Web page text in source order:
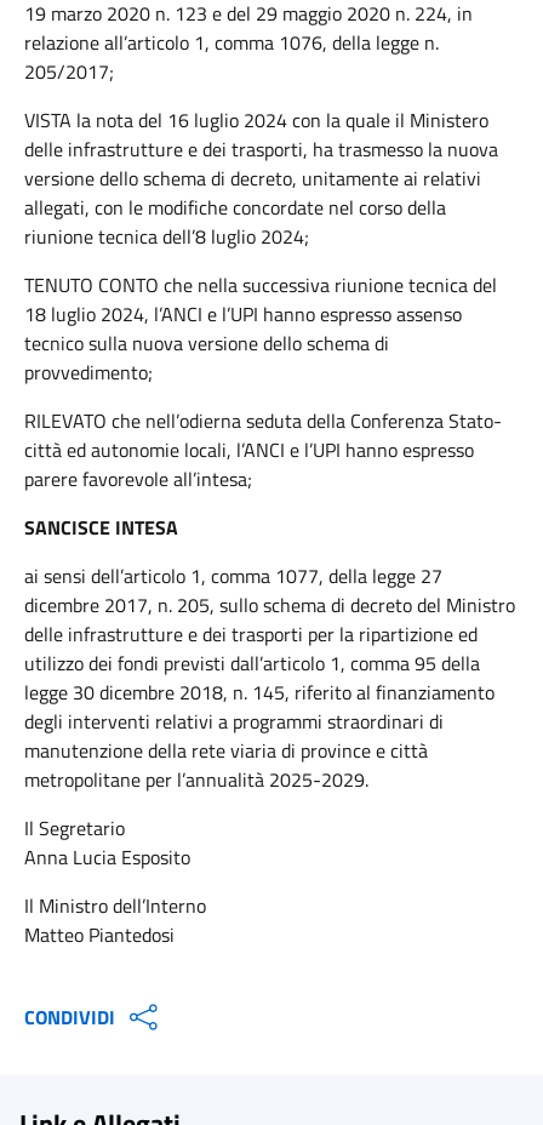
19 marzo 2020 n. 123 e del 29 maggio 2020 n. 224, in
relazione all’articolo 1, comma 1076, della legge n.
205/2017;
VISTA la nota del 16 luglio 2024 con la quale il Ministero
delle infrastrutture e dei trasporti, ha trasmesso la nuova
versione dello schema di decreto, unitamente ai relativi
allegati, con le modifiche concordate nel corso della
riunione tecnica dell’8 luglio 2024;
TENUTO CONTO che nella successiva riunione tecnica del
18 luglio 2024, l’ANCI e l’UPI hanno espresso assenso
tecnico sulla nuova versione dello schema di
provvedimento;
RILEVATO che nell’odierna seduta della Conferenza Stato-
città ed autonomie locali, l’ANCI e l’UPI hanno espresso
parere favorevole all’intesa;
SANCISCE INTESA
ai sensi dell’articolo 1, comma 1077, della legge 27
dicembre 2017, n. 205, sullo schema di decreto del Ministro
delle infrastrutture e dei trasporti per la ripartizione ed
utilizzo dei fondi previsti dall’articolo 1, comma 95 della
legge 30 dicembre 2018, n. 145, riferito al finanziamento
degli interventi relativi a programmi straordinari di
manutenzione della rete viaria di province e città
metropolitane per l’annualità 2025-2029.
Il Segretario
Anna Lucia Esposito
Il Ministro dell’Interno
Matteo Piantedosi
CONDIVIDI